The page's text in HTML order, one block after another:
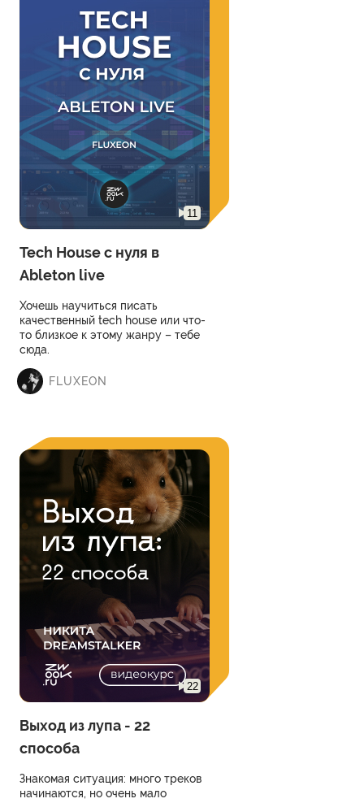
11
Tech House с нуля в
Ableton live
Хочешь научиться писать
качественный tech house или что-
то близкое к этому жанру – тебе
сюда.
FLUXEON
22
Выход из лупа - 22
способа
Знакомая ситуация: много треков
начинаются, но очень мало